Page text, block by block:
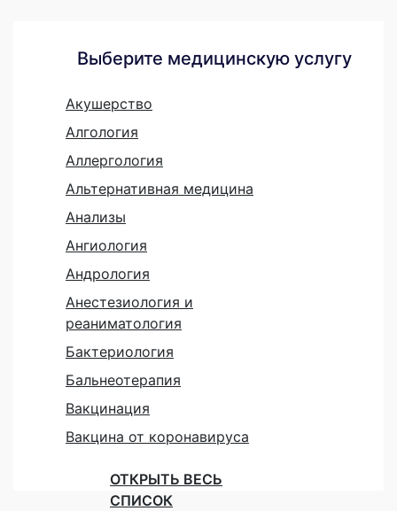
Выберите медицинскую услугу
Акушерство
Алгология
Аллергология
Альтернативная медицина
Анализы
Ангиология
Андрология
Анестезиология и
реаниматология
Бактериология
Бальнеотерапия
Вакцинация
Вакцина от коронавируса
ОТКРЫТЬ ВЕСЬ
СПИСОК